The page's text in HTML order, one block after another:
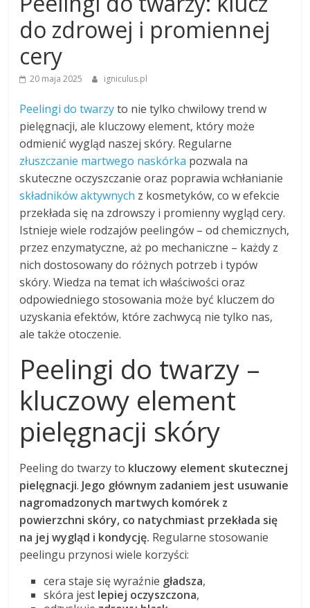
do zdrowej i promiennej
cery
20 maja 2025 igniculus.pl
Peelingi do twarzyto nie tylko chwilowy trend w
pielęgnacji, ale kluczowy element, który może
odmienić wygląd naszej skóry. Regularne
złuszczanie martwego naskórka pozwala na
skuteczne oczyszczanie oraz poprawia wchłanianie
składników aktywnych z kosmetyków, co w efekcie
przekłada się na zdrowszy i promienny wygląd cery.
Istnieje wiele rodzajów peelingów – od chemicznych,
przez enzymatyczne, aż po mechaniczne – każdy z
nich dostosowany do różnych potrzeb i typów
skóry. Wiedza na temat ich właściwości oraz
odpowiedniego stosowania może być kluczem do
uzyskania efektów, które zachwycą nie tylko nas,
ale także otoczenie.
Peelingi do twarzy –
kluczowy element
pielęgnacji skóry
Peeling do twarzy to kluczowy element skutecznej
pielęgnacji. Jego głównym zadaniem jest usuwanie
nagromadzonych martwych komórek z
powierzchni skóry, co natychmiast przekłada się
na jej wygląd i kondycję. Regularne stosowanie
peelingu przynosi wiele korzyści:
cera staje się wyraźnie gładsza,
skóra jest lepiej oczyszczona,